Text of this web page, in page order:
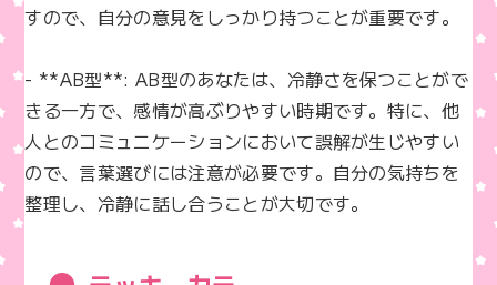
すので、自分の意見をしっかり持つことが重要です。
- **AB型**: AB型のあなたは、冷静さを保つことがで
きる一方で、感情が高ぶりやすい時期です。特に、他
人とのコミュニケーションにおいて誤解が生じやすい
ので、言葉選びには注意が必要です。自分の気持ちを
整理し、冷静に話し合うことが大切です。